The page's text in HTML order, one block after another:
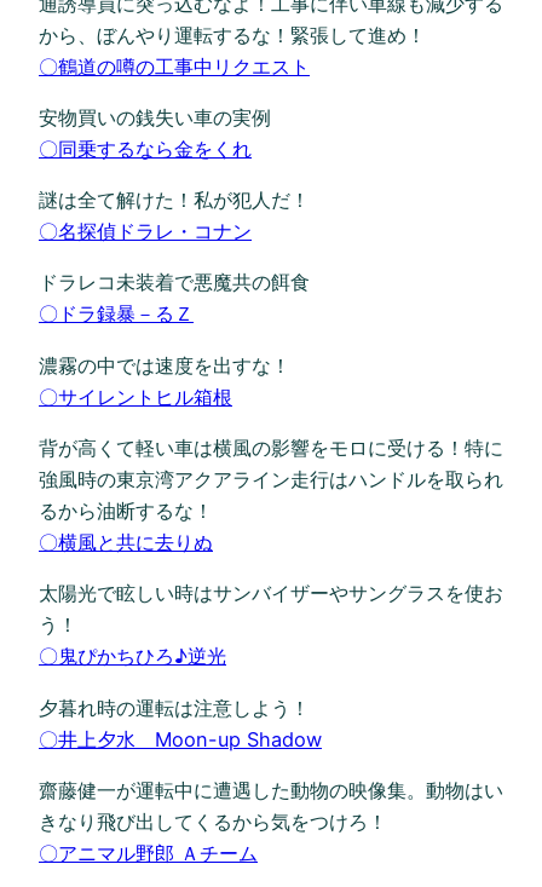
から、ぼんやり運転するな！緊張して進め！
〇鶴道の噂の工事中リクエスト
安物買いの銭失い車の実例
〇同乗するなら金をくれ
謎は全て解けた！私が犯人だ！
〇名探偵ドラレ・コナン
ドラレコ未装着で悪魔共の餌食
〇ドラ録暴－るＺ
濃霧の中では速度を出すな！
〇サイレントヒル箱根
背が高くて軽い車は横風の影響をモロに受ける！特に
強風時の東京湾アクアライン走行はハンドルを取られ
るから油断するな！
〇横風と共に去りぬ
太陽光で眩しい時はサンバイザーやサングラスを使お
う！
〇鬼ぴかちひろ♪逆光
夕暮れ時の運転は注意しよう！
〇井上夕水 Moon-up Shadow
齋藤健一が運転中に遭遇した動物の映像集。動物はい
きなり飛び出してくるから気をつけろ！
〇アニマル野郎 Ａチーム